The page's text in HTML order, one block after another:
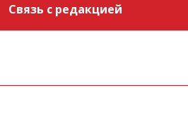
Связь с редакцией